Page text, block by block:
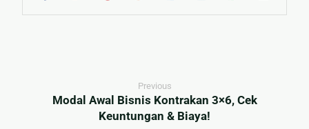
Previous
Modal Awal Bisnis Kontrakan 3×6, Cek
Keuntungan & Biaya!